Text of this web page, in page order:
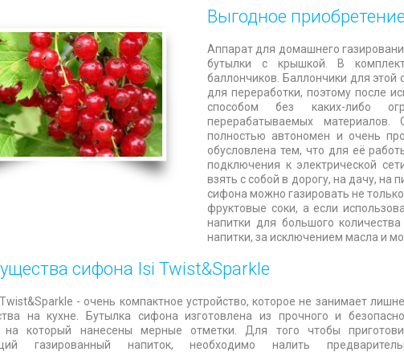
Выгодное приобретение
Аппарат для домашнего
бутылки с крышкой. В
баллончиков. Баллончики для этой
для переработки, поэтому после
способом без каких-либо
перерабатываемых
полностью автономен и очень
обусловлена тем, что для её
подключения к электрической
взять с собой в дорогу, на дачу, на
сифона можно газировать не
фруктовые соки, а если
напитки для большого
напитки, за исключением масла и
сифона Isi Twist&Sparkle
- очень компактное устройство, которое не занимает
на кухне. Бутылка сифона изготовлена из прочного и
на который нанесены мерные отметки. Для того чтобы
газированный напиток, необходимо налить